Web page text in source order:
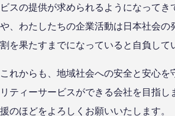
ビスの提供が求められるようになってき
や、わたしたちの企業活動は日本社会の
割を果たすまでになっていると自負して
これからも、地域社会への安全と安心を
リティーサービスができる会社を目指し
援のほどをよろしくお願いいたします。